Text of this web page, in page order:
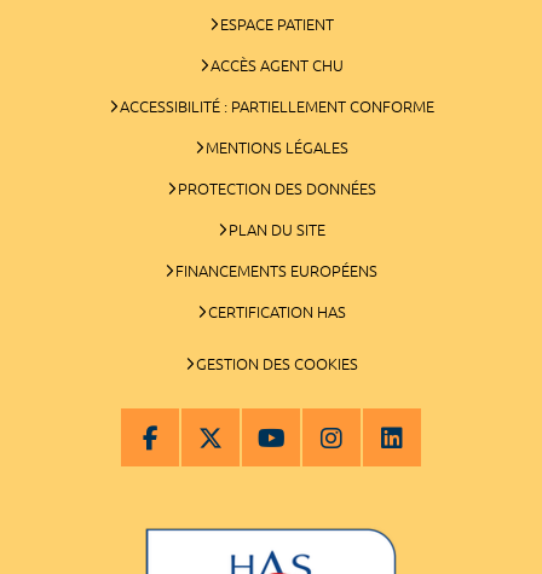
ESPACE PATIENT
ACCÈS AGENT CHU
ACCESSIBILITÉ : PARTIELLEMENT CONFORME
MENTIONS LÉGALES
PROTECTION DES DONNÉES
PLAN DU SITE
FINANCEMENTS EUROPÉENS
CERTIFICATION HAS
GESTION DES COOKIES